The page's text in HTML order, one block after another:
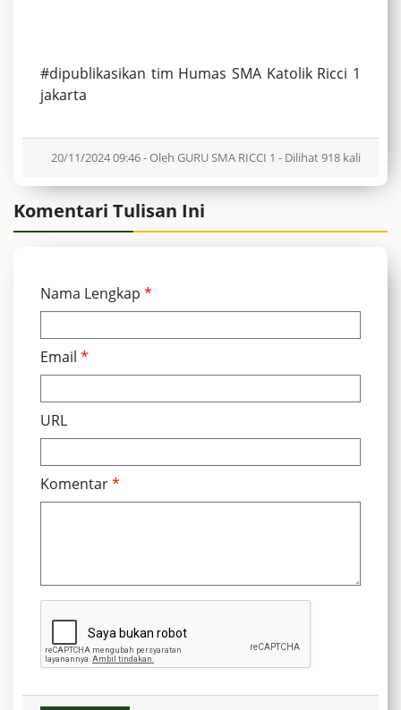
#dipublikasikan tim Humas SMA Katolik Ricci 1
jakarta
20/11/2024 09:46 - Oleh GURU SMA RICCI 1 - Dilihat 918 kali
Komentari Tulisan Ini
Nama Lengkap *
Email *
URL
Komentar*